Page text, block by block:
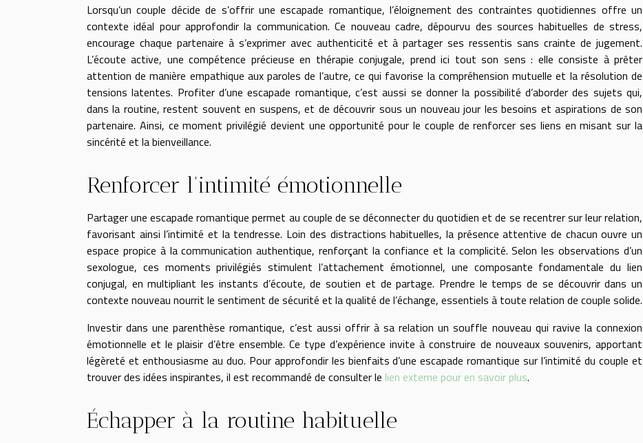
Lorsqu’un couple décide de s’offrir une escapade romantique, l’éloignement des contraintes quotidiennes offre un
contexte idéal pour approfondir la communication. Ce nouveau cadre, dépourvu des sources habituelles de stress,
encourage chaque partenaire à s’exprimer avec authenticité et à partager ses ressentis sans crainte de jugement.
L’écoute active, une compétence précieuse en thérapie conjugale, prend ici tout son sens : elle consiste à prêter
attention de manière empathique aux paroles de l’autre, ce qui favorise la compréhension mutuelle et la résolution de
tensions latentes. Profiter d’une escapade romantique, c’est aussi se donner la possibilité d’aborder des sujets qui,
dans la routine, restent souvent en suspens, et de découvrir sous un nouveau jour les besoins et aspirations de son
partenaire. Ainsi, ce moment privilégié devient une opportunité pour le couple de renforcer ses liens en misant sur la
sincérité et la bienveillance.
Renforcer l’intimité émotionnelle
Partager une escapade romantique permet au couple de se déconnecter du quotidien et de se recentrer sur leur relation,
favorisant ainsi l’intimité et la tendresse. Loin des distractions habituelles, la présence attentive de chacun ouvre un
espace propice à la communication authentique, renforçant la confiance et la complicité. Selon les observations d’un
sexologue, ces moments privilégiés stimulent l’attachement émotionnel, une composante fondamentale du lien
conjugal, en multipliant les instants d’écoute, de soutien et de partage. Prendre le temps de se découvrir dans un
contexte nouveau nourrit le sentiment de sécurité et la qualité de l’échange, essentiels à toute relation de couple solide.
Investir dans une parenthèse romantique, c’est aussi offrir à sa relation un souffle nouveau qui ravive la connexion
émotionnelle et le plaisir d’être ensemble. Ce type d’expérience invite à construire de nouveaux souvenirs, apportant
légèreté et enthousiasme au duo. Pour approfondir les bienfaits d’une escapade romantique sur l’intimité du couple et
trouver des idées inspirantes, il est recommandé de consulter le lien externe pour en savoir plus.
Échapper à la routine habituelle